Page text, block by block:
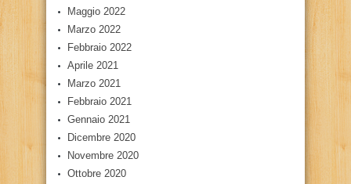
Maggio 2022
Marzo 2022
Febbraio 2022
Aprile 2021
Marzo 2021
Febbraio 2021
Gennaio 2021
Dicembre 2020
Novembre 2020
Ottobre 2020